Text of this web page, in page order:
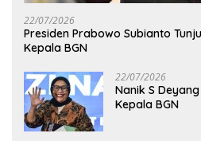
22/07/2026
Presiden Prabowo Subianto
Kepala BGN
22/07/2026
Nanik S
Kepala BGN